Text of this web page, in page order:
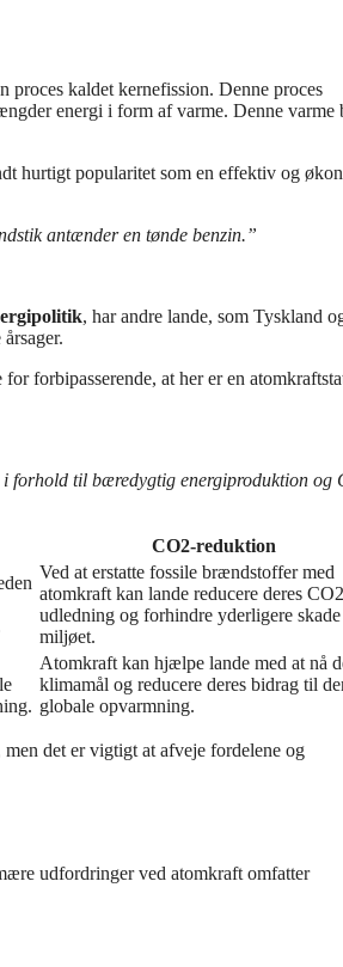
proces kaldet kernefission. Denne proces
energi i form af varme. Denne varme
hurtigt popularitet som en effektiv og
antænder en tønde benzin.”
, har andre lande, som Tyskland
forbipasserende, at her er en
i forhold til bæredygtig energiproduktion og
CO2-reduktion
Ved at erstatte fossile brændstoffer med
atomkraft kan lande reducere deres
udledning og forhindre yderligere skade
miljøet.
Atomkraft kan hjælpe lande med at nå
klimamål og reducere deres bidrag til
globale opvarmning.
det er vigtigt at afveje fordelene og
udfordringer ved atomkraft omfatter